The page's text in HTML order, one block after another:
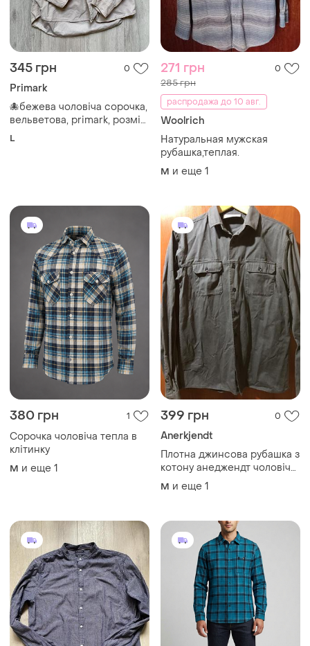
345 грн 0
Primark
🐙бежева чоловіча сорочка,
вельветова, primark, розмір
lL
271 грн 0
285 грн
распродажа до 10 авг.
Woolrich
Натуральная мужская
рубашка,теплая.
M и еще 1
380 грн 1
Сорочка чоловіча тепла в
клітинку
M и еще 1
399 грн 0
Anerkjendt
Плотна джинсова рубашка з
котону анеджендт чоловіча
в темно-сірому кольорі
дизайну данія
M и еще 1